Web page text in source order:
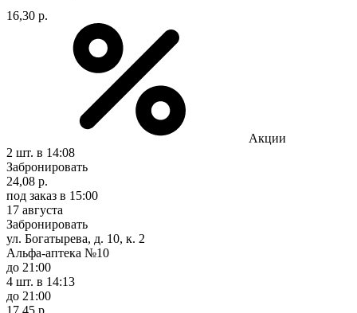
16,30 р.
Акции
2 шт. в 14:08
Забронировать
24,08 р.
под заказ в 15:00
17 августа
Забронировать
ул. Богатырева, д. 10, к. 2
Альфа-аптека №10
до 21:00
4 шт. в 14:13
до 21:00
17,45 р.